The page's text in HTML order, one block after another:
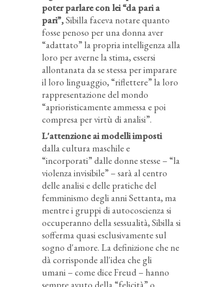
poter parlare con lei “da pari a
pari”,Sibilla faceva notare quanto
fosse penoso per una donna aver
“adattato” la propria intelligenza alla
loro per averne la stima, essersi
allontanata da se stessa per imparare
il loro linguaggio, “riflettere” la loro
rappresentazione del mondo
“aprioristicamente ammessa e poi
compresa per virtù di analisi”.
L'attenzione ai modelli imposti
dalla cultura maschile e
“incorporati” dalle donne stesse – “la
violenza invisibile” – sarà al centro
delle analisi e delle pratiche del
femminismo degli anni Settanta, ma
mentre i gruppi di autocoscienza si
occuperanno della sessualità, Sibilla si
sofferma quasi esclusivamente sul
sogno d'amore. La definizione che ne
dà corrisponde all'idea che gli
umani – come dice Freud – hanno